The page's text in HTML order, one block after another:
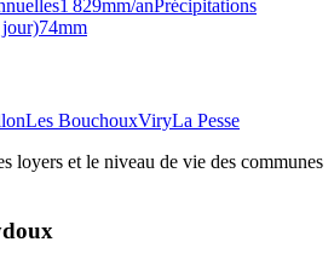
1 829mm/anPrécipitations
jour)74mm
Les BouchouxViryLa Pesse
loyers et le niveau de vie des communes